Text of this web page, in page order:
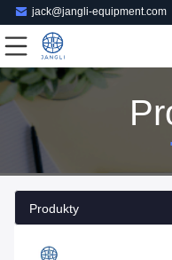
jack@jangli-equipment.com
Produkty